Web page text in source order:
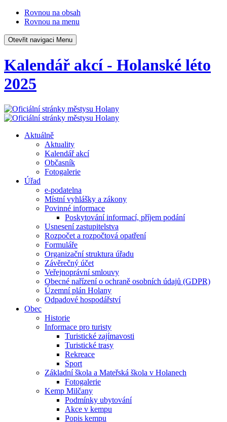
Rovnou na obsah
Rovnou na menu
Otevřit navigaci Menu
Kalendář akcí - Holanské léto
2025
Aktuálně
Aktuality
Kalendář akcí
Občasník
Fotogalerie
Úřad
e-podatelna
Místní vyhlášky a zákony
Povinné informace
Poskytování informací, příjem podání
Usnesení zastupitelstva
Rozpočet a rozpočtová opatření
Formuláře
Organizační struktura úřadu
Závěrečný účet
Veřejnoprávní smlouvy
Obecné nařízení o ochraně osobních údajů (GDPR)
Územní plán Holany
Odpadové hospodářství
Obec
Historie
Informace pro turisty
Turistické zajímavosti
Turistické trasy
Rekreace
Sport
Základní škola a Mateřská škola v Holanech
Fotogalerie
Kemp Milčany
Podmínky ubytování
Akce v kempu
Popis kempu